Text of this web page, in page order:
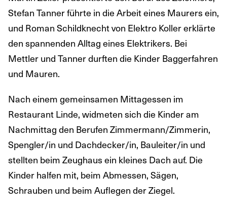
Stefan Tanner führte in die Arbeit eines Maurers ein,
und Roman Schildknecht von Elektro Koller erklärte
den spannenden Alltag eines Elektrikers. Bei
Mettler und Tanner durften die Kinder Baggerfahren
und Mauren.
Nach einem gemeinsamen Mittagessen im
Restaurant Linde, widmeten sich die Kinder am
Nachmittag den Berufen Zimmermann/Zimmerin,
Spengler/in und Dachdecker/in, Bauleiter/in und
stellten beim Zeughaus ein kleines Dach auf. Die
Kinder halfen mit, beim Abmessen, Sägen,
Schrauben und beim Auflegen der Ziegel.